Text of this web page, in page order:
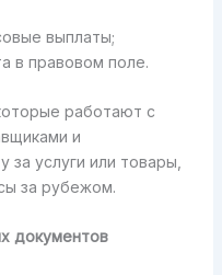
выплаты;
в правовом поле.
работают с
и
услуги или товары,
за рубежом.
документов